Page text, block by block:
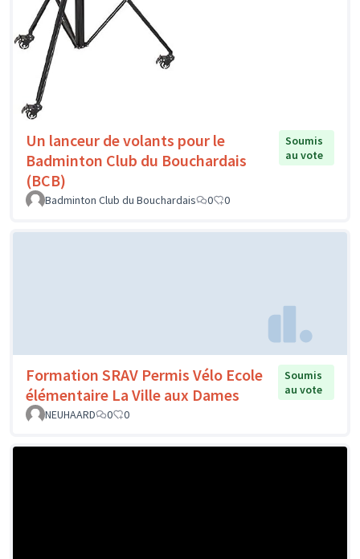
Un lanceur de volants pour le
Badminton Club du Bouchardais
(BCB)
Soumis
au vote
Badminton Club du Bouchardais 0 0
Formation SRAV Permis Vélo Ecole
élémentaire La Ville aux Dames
Soumis
au vote
NEUHAARD
0 0